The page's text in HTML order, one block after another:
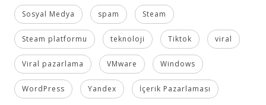
Sosyal Medya spam Steam
Steam platformu teknoloji Tiktok viral
Viral pazarlama VMware Windows
WordPress Yandex İçerik Pazarlaması